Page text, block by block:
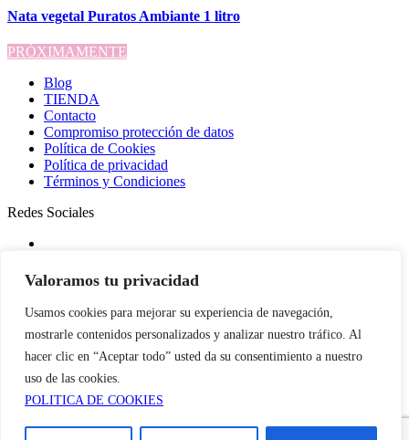
Valoramos tu privacidad
Usamos cookies para mejorar su experiencia de navegación,
mostrarle contenidos personalizados y analizar nuestro tráfico. Al
hacer clic en “Aceptar todo” usted da su consentimiento a nuestro
uso de las cookies.
POLITICA DE COOKIES
Nata vegetal Puratos Ambiante 1 litro
PRÓXIMAMENTE
Blog
TIENDA
Contacto
Compromiso protección de datos
Política de Cookies
Política de privacidad
Términos y Condiciones
Redes Sociales
Your Cart
Your cart is emptyReturn to Shop